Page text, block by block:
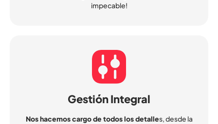
impecable!
Gestión Integral
Nos hacemos cargo de todos los detalles, desde la